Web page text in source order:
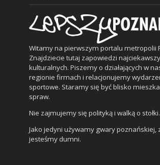
Witamy na pierwszym portalu metropolii
Znajdziecie tutaj zapowiedzi
kulturalnych. Piszemy o działających w
regionie firmach i relacjonujemy
sportowe. Staramy się być blisko
spraw.
Nie zajmujemy się polityką i walką o stołki.
Jako jedyni używamy gwary poznańskiej,
jesteśmy dumni.